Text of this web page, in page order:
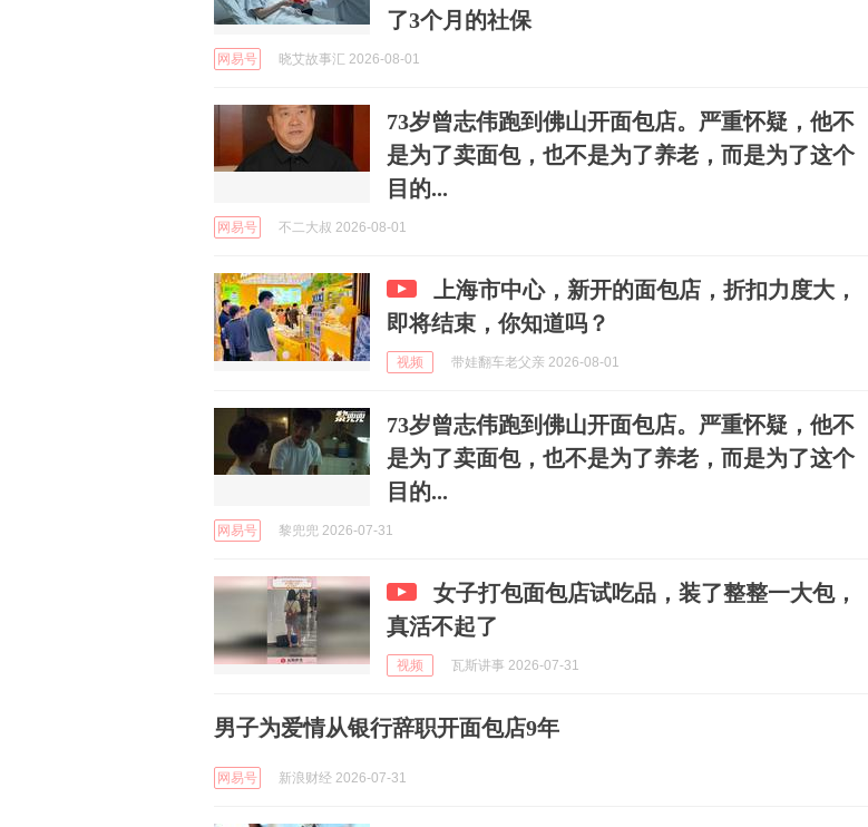
了3个月的社保
网易号 晓艾故事汇 2026-08-01
73岁曾志伟跑到佛山开面包店。严重怀疑，他不
是为了卖面包，也不是为了养老，而是为了这个
目的...
网易号 不二大叔 2026-08-01
上海市中心，新开的面包店，折扣力度大，
即将结束，你知道吗？
视频 带娃翻车老父亲 2026-08-01
73岁曾志伟跑到佛山开面包店。严重怀疑，他不
是为了卖面包，也不是为了养老，而是为了这个
目的...
网易号 黎兜兜 2026-07-31
女子打包面包店试吃品，装了整整一大包，
真活不起了
视频 瓦斯讲事 2026-07-31
男子为爱情从银行辞职开面包店9年
网易号 新浪财经 2026-07-31